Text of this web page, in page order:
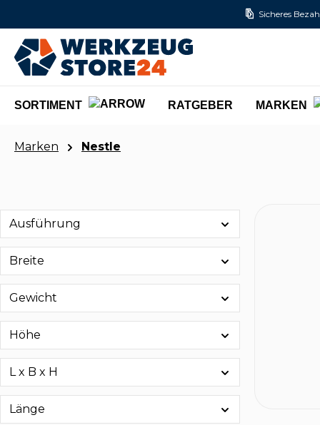
Sicheres
SORTIMENT RATGEBER MARKEN
Marken Nestle
Ausführung
Breite
Gewicht
Höhe
L x B x H
Länge